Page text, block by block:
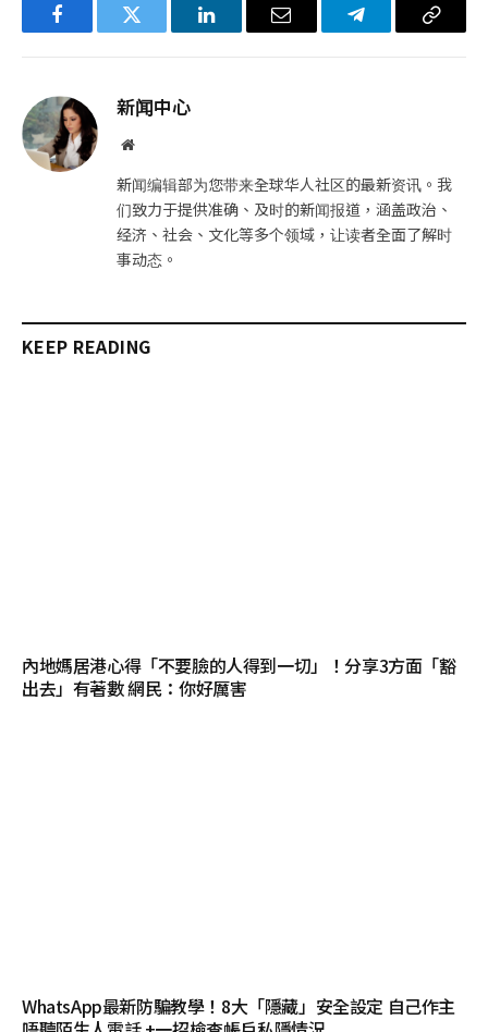
FacebookTwitter LinkedIn电
Telegram复
新闻中心
网
新闻编辑部为您带来全球华人社区的最新资讯。我
们致力于提供准确、及时的新闻报道，涵盖政治、
经济、社会、文化等多个领域，让读者全面了解时
事动态。
KEEP READING
內地媽居港心得「不要臉的人得到一切」！分享3方面「豁
出去」有著數 網民：你好厲害
WhatsApp最新防騙教學！8大「隱藏」安全設定 自己作主